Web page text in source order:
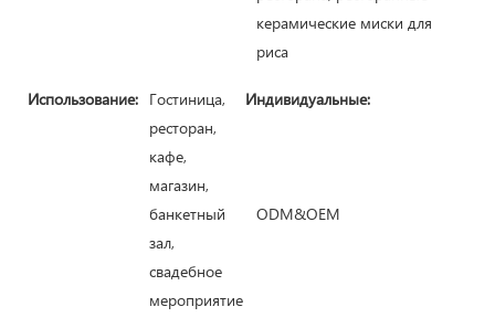
керамические миски для
риса
Использование: Гостиница,
ресторан,
кафе,
магазин,
банкетный
зал,
свадебное
мероприятие
Индивидуальные:
ODM&OEM